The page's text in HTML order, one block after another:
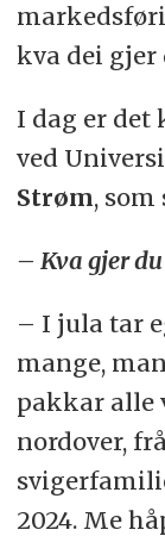
kva dei gjer
I dag er
ved
Strøm,
– Kva gjer
– I jula tar
mange,
pakkar alle
nordover,
2024. Me